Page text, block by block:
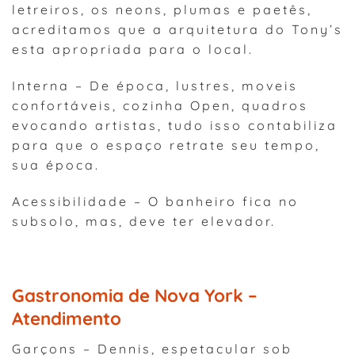
letreiros, os neons, plumas e paetês,
acreditamos que a arquitetura do Tony’s
esta apropriada para o local.
Interna – De época, lustres, moveis
confortáveis, cozinha Open, quadros
evocando artistas, tudo isso contabiliza
para que o espaço retrate seu tempo,
sua época.
Acessibilidade – O banheiro fica no
subsolo, mas, deve ter elevador.
Gastronomia de Nova York –
Atendimento
Garçons – Dennis, espetacular sob